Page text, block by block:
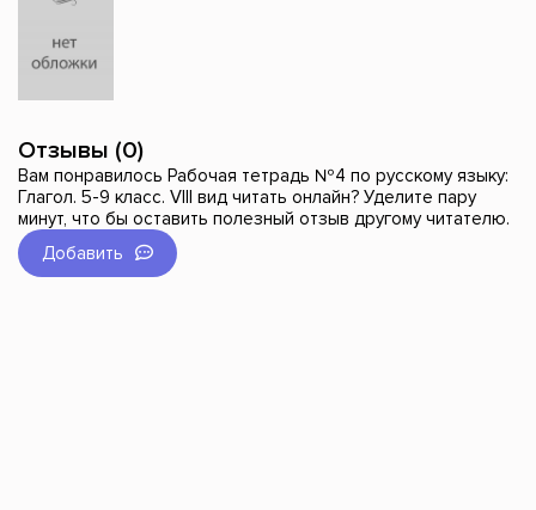
Отзывы (0)
Вам понравилось Рабочая тетрадь №4 по русскому языку:
Глагол. 5-9 класс. VIII вид читать онлайн? Уделите пару
минут, что бы оставить полезный отзыв другому читателю.
Добавить